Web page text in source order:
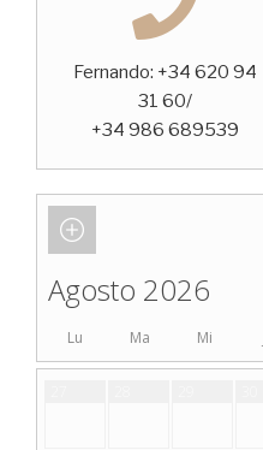
Fernando: +34 620 94
31 60/
+34 986 689539
Agosto 2026
Lu Ma Mi